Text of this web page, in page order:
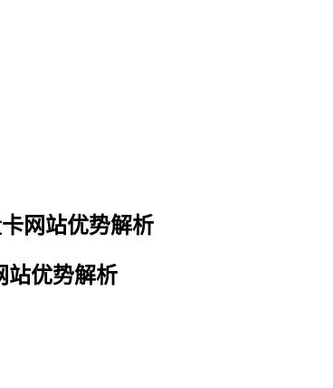
网站优势解析
站优势解析